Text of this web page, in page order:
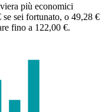
più economici
se sei fortunato, o 49,28 €
fino a 122,00 €.